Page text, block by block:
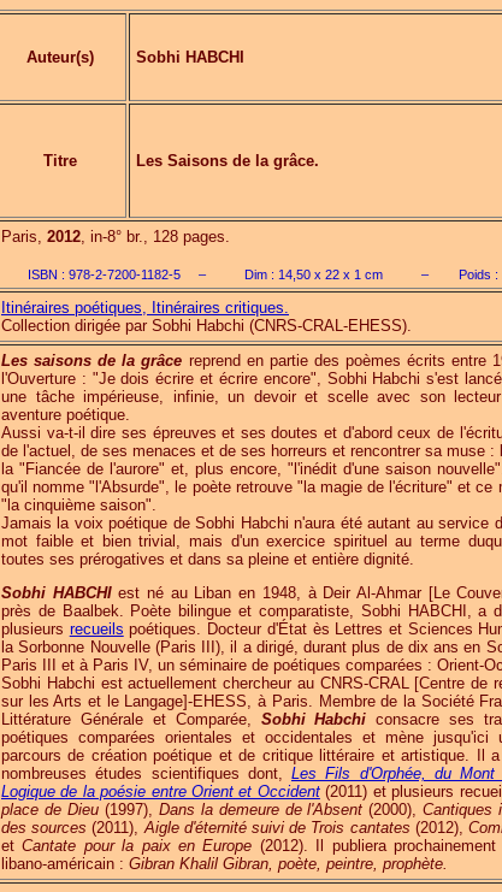
Auteur(s) Sobhi HABCHI
Titre Les Saisons de la grâce.
Paris, 2012, in-8° br., 128 pages.
ISBN : 978-2-7200-1182-5 – Dim : 14,50 x 22 x 1 cm – Poids :
Itinéraires poétiques, Itinéraires critiques.
Collection dirigée par Sobhi Habchi (CNRS-CRAL-EHESS).
Les saisons de la grâce reprend en partie des poèmes écrits entre
l'Ouverture : "Je dois écrire et écrire encore", Sobhi Habchi s'est
une tâche impérieuse, infinie, un devoir et scelle avec son
aventure poétique.
Aussi va-t-il dire ses épreuves et ses doutes et d'abord ceux de
de l'actuel, de ses menaces et de ses horreurs et rencontrer sa muse
la "Fiancée de l'aurore" et, plus encore, "l'inédit d'une saison
qu'il nomme "l'Absurde", le poète retrouve "la magie de l'écriture" et ce
"la cinquième saison".
Jamais la voix poétique de Sobhi Habchi n'aura été autant au service
mot faible et bien trivial, mais d'un exercice spirituel au terme
toutes ses prérogatives et dans sa pleine et entière dignité.
Sobhi HABCHIest né au Liban en 1948, à Deir Al-Ahmar [Le
près de Baalbek. Poète bilingue et comparatiste, Sobhi HABCHI, a
plusieurs recueils poétiques. Docteur d'État ès Lettres et Sciences
la Sorbonne Nouvelle (Paris III), il a dirigé, durant plus de dix ans en
Paris III et à Paris IV, un séminaire de poétiques comparées : Orient-
Sobhi Habchi est actuellement chercheur au CNRS-CRAL [Centre de
sur les Arts et le Langage]-EHESS, à Paris. Membre de la Société
Littérature Générale et Comparée, Sobhi Habchi consacre ses
poétiques comparées orientales et occidentales et mène jusqu'ici
parcours de création poétique et de critique littéraire et artistique. Il
nombreuses études scientifiques dont, Les Fils d'Orphée, du Mont
Logique de la poésie entre Orient et Occident(2011) et plusieurs
place de Dieu(1997), Dans la demeure de l'Absent (2000),Cantiques
des sources (2011),Aigle d'éternité suivi de Trois cantates (2012),
etCantate pour la paix en Europe (2012). Il publiera
libano-américain : Gibran Khalil Gibran, poète, peintre, prophète.